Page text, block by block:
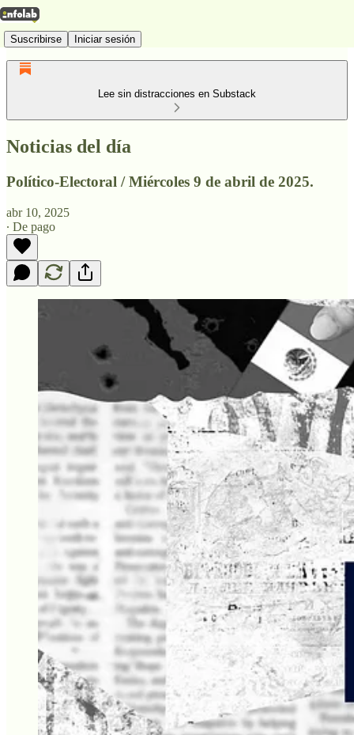
Suscribirse Iniciar sesión
Lee sin distracciones en Substack
Noticias del día
Político-Electoral / Miércoles 9 de abril de 2025.
abr 10, 2025
∙ De pago